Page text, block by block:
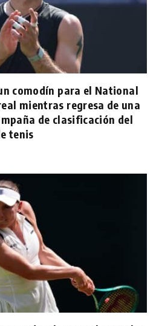
comodín para el National
mientras regresa de una
de clasificación del
tenis